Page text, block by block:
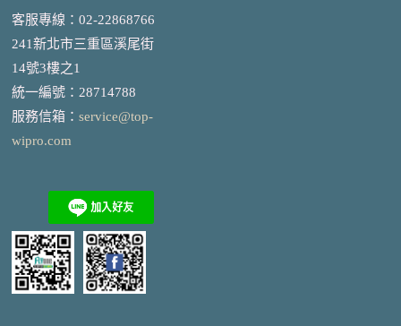
客服專線：02-22868766
241新北市三重區溪尾街
14號3樓之1
統一編號 ： 28714788
服務信箱： service@top-
wipro.com